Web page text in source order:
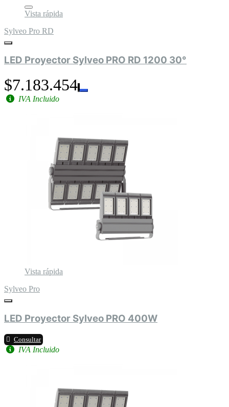
Vista rápida
Sylveo Pro RD
LED Proyector Sylveo PRO RD 1200 30°
$7.183.454
IVA Incluido
Vista rápida
Sylveo Pro
LED Proyector Sylveo PRO 400W
Consultar
IVA Incluido